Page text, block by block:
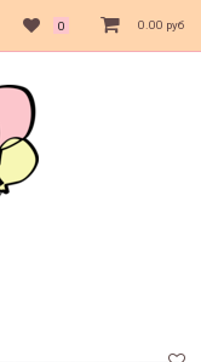
0 0.00 руб